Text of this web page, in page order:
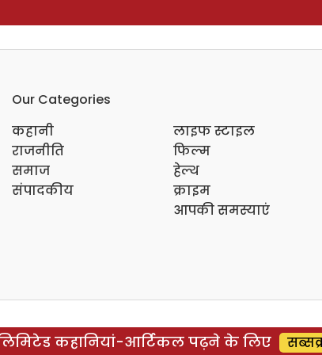
Our Categories
कहानी
राजनीति
समाज
संपादकीय
लाइफ स्टाइल
फिल्म
हेल्थ
क्राइम
आपकी समस्याएं
कहानियां-आर्टिकल पढ़ने के लिए